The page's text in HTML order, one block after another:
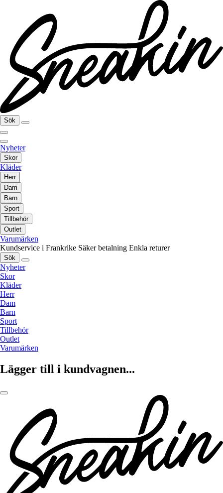
Sök
Nyheter
Skor
Kläder
Herr
Dam
Barn
Sport
Tillbehör
Outlet
Varumärken
Kundservice i Frankrike Säker betalning Enkla returer
Sök
Nyheter
Skor
Kläder
Herr
Dam
Barn
Sport
Tillbehör
Outlet
Varumärken
Lägger till i kundvagnen...